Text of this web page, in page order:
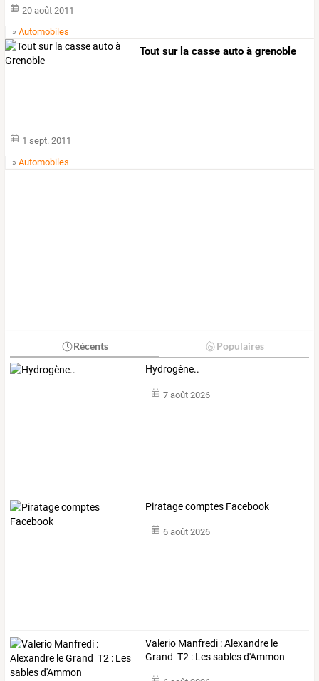
20 août 2011
»Automobiles
Tout sur la casse auto à grenoble
1 sept. 2011
»Automobiles
Récents Populaires
Hydrogène..
7 août 2026
Piratage comptes Facebook
6 août 2026
Valerio Manfredi : Alexandre le
Grand T2 : Les sables d'Ammon